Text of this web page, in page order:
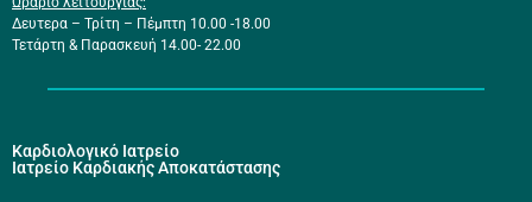
Δευτερα – Τρίτη – Πέμπτη 10.00 -18.00
Τετάρτη & Παρασκευή 14.00- 22.00
Καρδιολογικό Ιατρείο
Ιατρείο Καρδιακής Αποκατάστασης